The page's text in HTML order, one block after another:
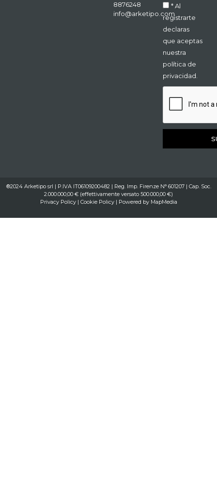
8876248
info@arketipo.com
* Al
registrarte
declaras
que aceptas
nuestra
política de
privacidad.
®2024 Arketipo srl | P.IVA IT06109200482 | Reg. Imp. Firenze N° 601207 | Cap. Soc.
2.000.000,00 € (effettivamente versato 500.000,00 €)
Privacy Policy| Cookie Policy| Powered by MapMedia